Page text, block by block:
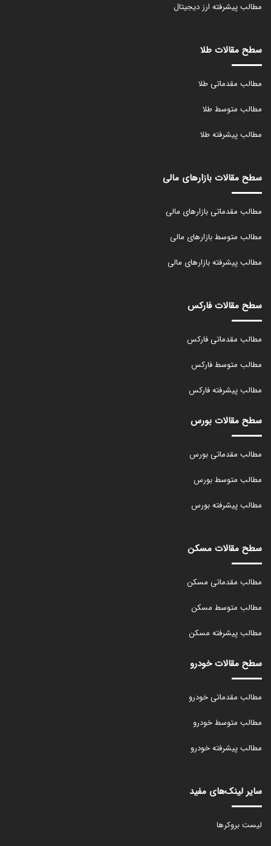
مطالب پیشرفته ارز دیجیتال
سطح مقالات طلا
مطالب مقدماتی طلا
مطالب متوسط طلا
مطالب پیشرفته طلا
سطح مقالات بازارهای مالی
مطالب مقدماتی بازارهای مالی
مطالب متوسط بازارهای مالی
مطالب پیشرفته بازارهای مالی
سطح مقالات فارکس
مطالب مقدماتی فارکس
مطالب متوسط فارکس
مطالب پیشرفته فارکس
سطح مقالات بورس
مطالب مقدماتی بورس
مطالب متوسط بورس
مطالب پیشرفته بورس
سطح مقالات مسکن
مطالب مقدماتی مسکن
مطالب متوسط مسکن
مطالب پیشرفته مسکن
سطح مقالات خودرو
مطالب مقدماتی خودرو
مطالب متوسط خودرو
مطالب پیشرفته خودرو
سایر لینک‌های مفید
لیست بروکرها